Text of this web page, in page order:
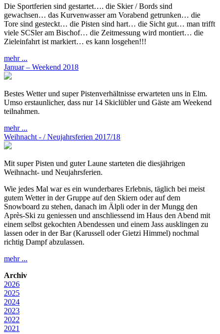
Die Sportferien sind gestartet…. die Skier / Bords sind
gewachsen… das Kurvenwasser am Vorabend getrunken… die
Tore sind gesteckt… die Pisten sind hart… die Sicht gut… man trifft
viele SCSler am Bischof… die Zeitmessung wird montiert… die
Zieleinfahrt ist markiert… es kann losgehen!!!
mehr ...
Januar – Weekend 2018
Bestes Wetter und super Pistenverhältnisse erwarteten uns in Elm.
Umso erstaunlicher, dass nur 14 Skiclübler und Gäste am Weekend
teilnahmen.
mehr ...
Weihnacht - / Neujahrsferien 2017/18
Mit super Pisten und guter Laune starteten die diesjährigen
Weihnacht- und Neujahrsferien.
Wie jedes Mal war es ein wunderbares Erlebnis, täglich bei meist
gutem Wetter in der Gruppe auf den Skiern oder auf dem
Snowboard zu stehen, danach im Älpli oder in der Mungg den
Après-Ski zu geniessen und anschliessend im Haus den Abend mit
einem selbst gekochten Abendessen und einem Jass ausklingen zu
lassen oder in der Bar (Karussell oder Gietzi Himmel) nochmal
richtig Dampf abzulassen.
mehr ...
Archiv
2026
2025
2024
2023
2022
2021